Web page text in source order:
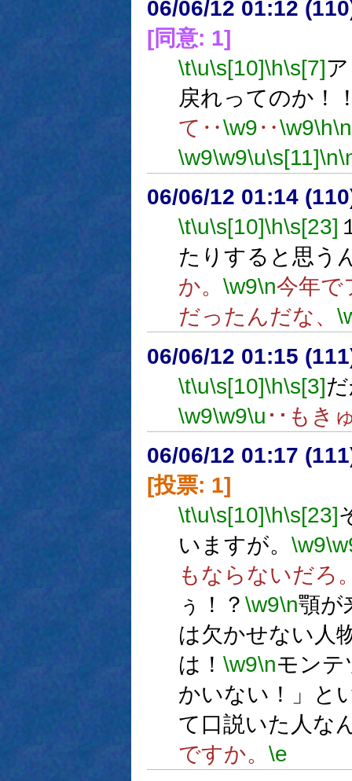
06/06/12 01:12
[同意: 1]
\t\u\s[10]\h\s[7]
戻れってのか！
て‥\w9‥\w9\h\n
\w9\w9\u\s[11]\n
06/06/12 01:14
\t\u\s[10]\h\s[23]
たりすると思う
か。 \w9\n今年で
だったんだな、
06/06/12 01:15
\t\u\s[10]\h\s[3]
\w9\w9\u ･･もき
06/06/12 01:17
[投票: 1]
\t\u\s[10]\h\s[23]
いますが。 \w9
もならないだろ
ぅ！？ \w9\n顎が
は欠かせない人
は！ \w9\nモンテ
かいない！」と
て口説いた人な
ですか。 \e